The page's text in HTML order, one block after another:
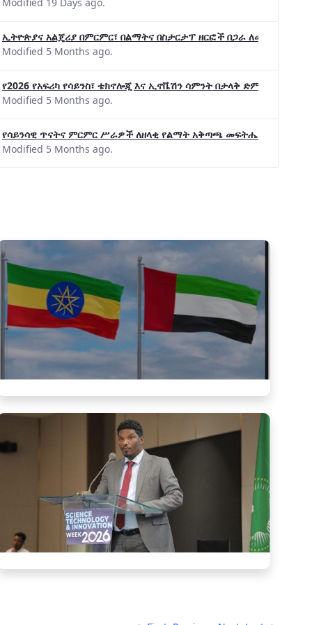
ኢትዮጵያና አልጄሪያ በምርምር፣ በልማትና በስታርታፕ ዘርፎች በጋራ ለመስራት መከሩ፡፡
Modified 5 Months ago.
የ2026 የአፍሪካ የሳይንስ፣ ቴክኖሎጂ እና ኢኖቬሽን ሳምንት በታላቅ ድምቀት
Modified 5 Months ago.
የሳይንሳዊ ጥናትና ምርምር ሥራዎች ለዘላቂ የልማት አቅጣጫ መፍትሔ ጠቋሚ
Modified 5 Months ago.